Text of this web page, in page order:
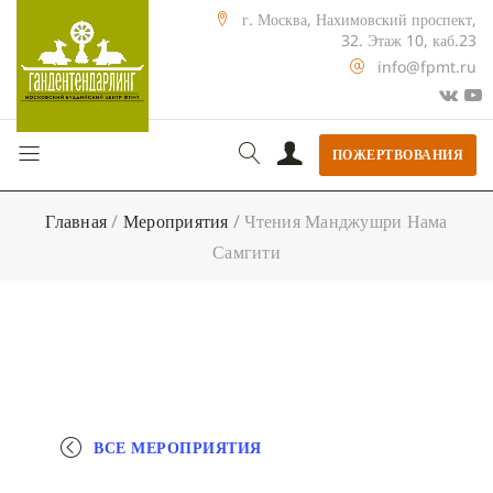
г. Москва, Нахимовский проспект,
32. Этаж 10, каб.23
info@fpmt.ru
ПОЖЕРТВОВАНИЯ
Главная/ Мероприятия /Чтения Манджушри Нама
Самгити
ВСЕ МЕРОПРИЯТИЯ